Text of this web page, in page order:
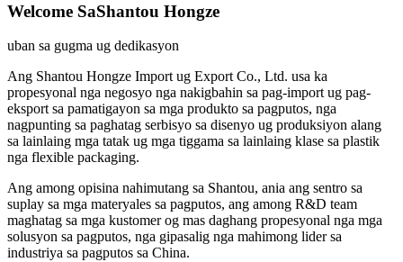
Welcome SaShantou Hongze
uban sa gugma ug dedikasyon
Ang Shantou Hongze Import ug Export Co., Ltd. usa ka
propesyonal nga negosyo nga nakigbahin sa pag-import ug pag-
eksport sa pamatigayon sa mga produkto sa pagputos, nga
nagpunting sa paghatag serbisyo sa disenyo ug produksiyon alang
sa lainlaing mga tatak ug mga tiggama sa lainlaing klase sa plastik
nga flexible packaging.
Ang among opisina nahimutang sa Shantou, ania ang sentro sa
suplay sa mga materyales sa pagputos, ang among R&D team
maghatag sa mga kustomer og mas daghang propesyonal nga mga
solusyon sa pagputos, nga gipasalig nga mahimong lider sa
industriya sa pagputos sa China.